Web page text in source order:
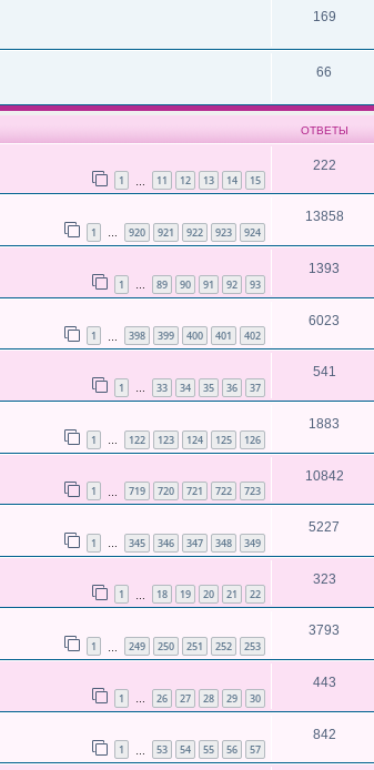
169
66
ОТВЕТЫ
1 11 12 13 14 15
222
1 … 920 921 922 923 924
13858
1 … 89 90 91 92 93
1393
1 398 399 400 401 402
6023
1 … 33 34 35 36 37
541
1 122 123 124 125 126
1883
1 719 720 721 722 723
10842
1 … 345 346 347 348 349
5227
1 18 19 20 21 22
323
1 249 250 251 252 253
3793
1 … 26 27 28 29 30
443
1 53 54 55 56 57
842